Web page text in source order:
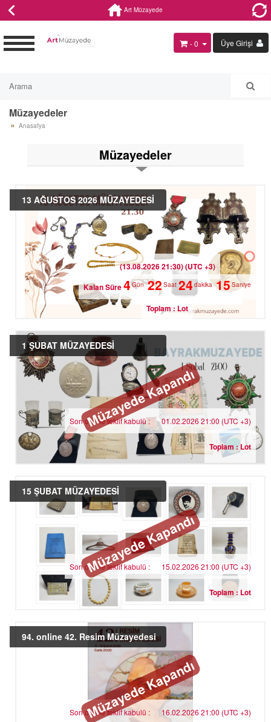
Art Müzayede
Üye Girişi
- 0
Müzayedeler
Anasafya
Müzayedeler
13 AĞUSTOS 2026 MÜZAYEDESİ
(13.08.2026 21:30) (UTC +3)
Kalan Süre4 Gün 22Saat 24dakika14 Saniye
Toplam : Lot
1 ŞUBAT MÜZAYEDESİ
Müzayede Kapandı
Son online teklif kabulü : 01.02.2026 21:00 (UTC +3)
Toplam : Lot
15 ŞUBAT MÜZAYEDESİ
Müzayede Kapandı
Son online teklif kabulü : 15.02.2026 21:00 (UTC +3)
Toplam : Lot
94. online 42. Resim Müzayedesi
Müzayede Kapandı
Son online teklif kabulü : 16.02.2026 21:00 (UTC +3)